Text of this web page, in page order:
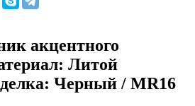
акцентного
Литой
Черный / MR16